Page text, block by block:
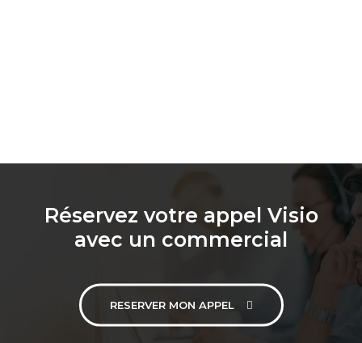
Réservez votre appel Visio
avec un commercial
RESERVER MON APPEL